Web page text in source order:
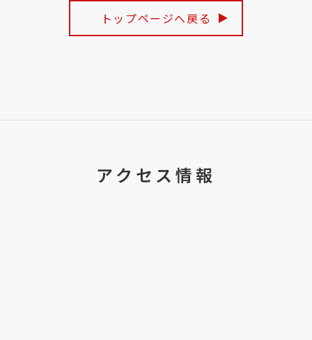
トップページへ戻る
アクセス情報